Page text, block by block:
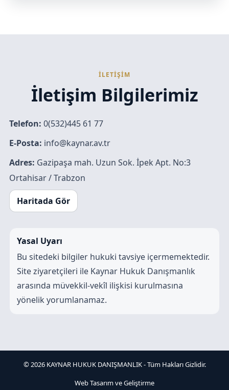
İLETİŞİM
İletişim Bilgilerimiz
Telefon: 0(532)445 61 77
E-Posta: info@kaynar.av.tr
Adres: Gazipaşa mah. Uzun Sok. İpek Apt. No:3
Ortahisar / Trabzon
Haritada Gör
Yasal Uyarı
Bu sitedeki bilgiler hukuki tavsiye içermemektedir.
Site ziyaretçileri ile Kaynar Hukuk Danışmanlık
arasında müvekkil-vekîl ilişkisi kurulmasına
yönelik yorumlanamaz.
© 2026 KAYNAR HUKUK DANIŞMANLIK - Tüm Hakları Gizlidir.
Web Tasarım ve Geliştirme